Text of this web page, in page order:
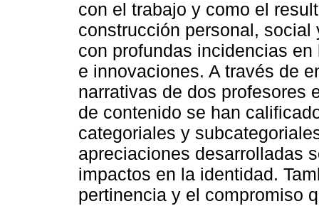
con el trabajo y como el
construcción personal, social
con profundas incidencias
e innovaciones. A través de
narrativas de dos profesores
de contenido se han
categoriales y
apreciaciones desarrolladas
impactos en la identidad.
pertinencia y el compromiso